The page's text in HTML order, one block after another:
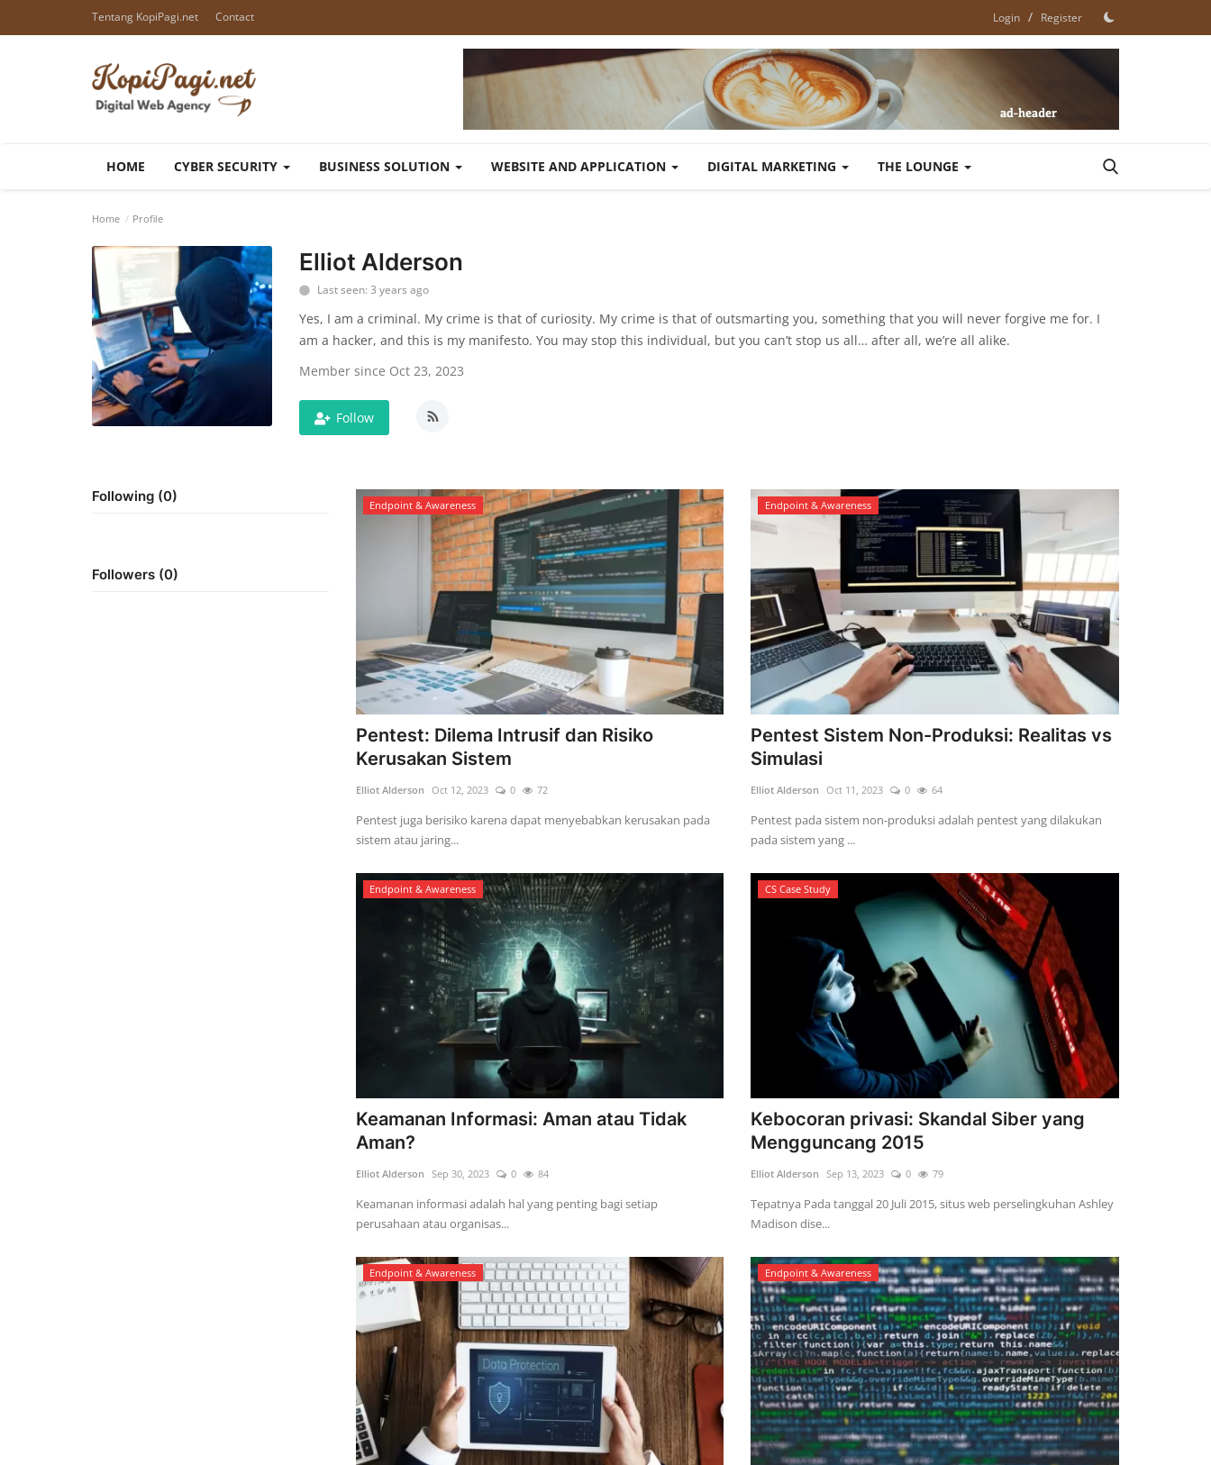
Tentang KopiPagi.net Contact Login / Register
HOME CYBER SECURITY BUSINESS SOLUTION WEBSITE AND APPLICATION DIGITAL MARKETING THE LOUNGE
Home Profile
Elliot Alderson
Last seen: 3 years ago
Yes, I am a criminal. My crime is that of curiosity. My crime is that of outsmarting you, something that you will never forgive me for. I
am a hacker, and this is my manifesto. You may stop this individual, but you can’t stop us all… after all, we’re all alike.
Member since Oct 23, 2023
Follow
Following (0)
Followers (0)
Endpoint & Awareness
Pentest: Dilema Intrusif dan Risiko
Kerusakan Sistem
Elliot Alderson Oct 12, 2023 0 72
Pentest juga berisiko karena dapat menyebabkan kerusakan pada
sistem atau jaring...
Endpoint & Awareness
Pentest Sistem Non-Produksi: Realitas vs
Simulasi
Elliot Alderson Oct 11, 2023 0 64
Pentest pada sistem non-produksi adalah pentest yang dilakukan
pada sistem yang ...
Endpoint & Awareness
Keamanan Informasi: Aman atau Tidak
Aman?
Elliot Alderson Sep 30, 2023 0 84
Keamanan informasi adalah hal yang penting bagi setiap
perusahaan atau organisas...
CS Case Study
Kebocoran privasi: Skandal Siber yang
Mengguncang 2015
Elliot Alderson Sep 13, 2023 0 79
Tepatnya Pada tanggal 20 Juli 2015, situs web perselingkuhan Ashley
Madison dise...
Endpoint & Awareness Endpoint & Awareness